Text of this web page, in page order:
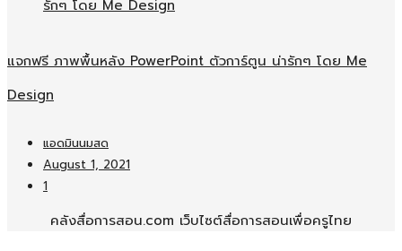
แจกฟรี ภาพพื้นหลัง PowerPoint ตัวการ์ตูน น่ารักๆ โดย Me
Design
แอดมินนมสด
August 1, 2021
1
คลังสื่อการสอน.com เว็บไซต์สื่อการสอนเพื่อครูไทย